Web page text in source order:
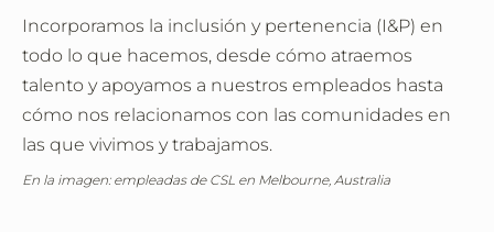
Incorporamos la inclusión y pertenencia (I&P) en
todo lo que hacemos, desde cómo atraemos
talento y apoyamos a nuestros empleados hasta
cómo nos relacionamos con las comunidades en
las que vivimos y trabajamos.
En la imagen: empleadas de CSL en Melbourne, Australia